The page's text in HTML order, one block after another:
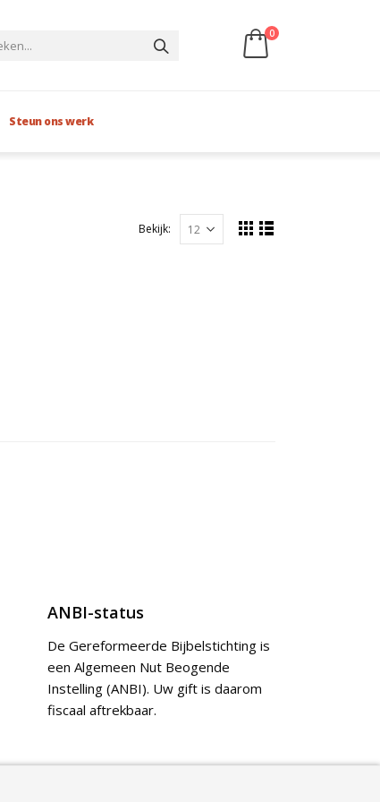
0
Steun ons werk
Bekijk:
ANBI-status
De Gereformeerde Bijbelstichting is
een Algemeen Nut Beogende
Instelling (ANBI). Uw gift is daarom
fiscaal aftrekbaar.